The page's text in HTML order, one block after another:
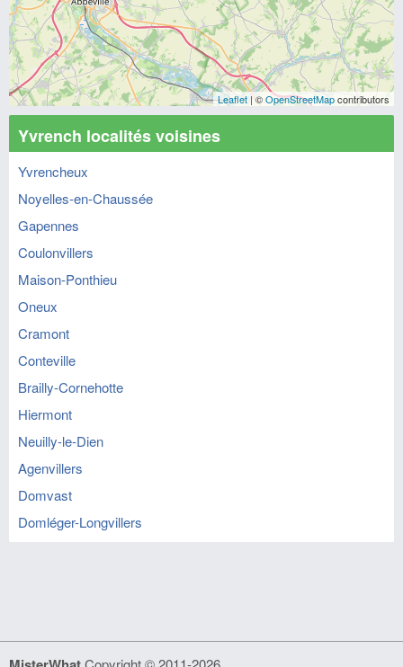
Leaflet | ©OpenStreetMapcontributors
Yvrench localités voisines
Yvrencheux
Noyelles-en-Chaussée
Gapennes
Coulonvillers
Maison-Ponthieu
Oneux
Cramont
Conteville
Brailly-Cornehotte
Hiermont
Neuilly-le-Dien
Agenvillers
Domvast
Domléger-Longvillers